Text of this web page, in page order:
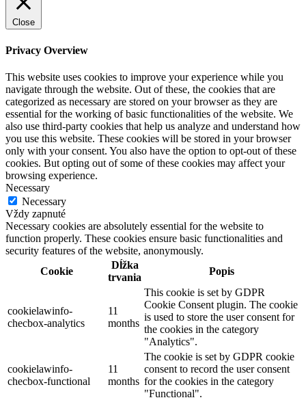
Close
Privacy Overview
This website uses cookies to improve your experience while you
navigate through the website. Out of these, the cookies that are
categorized as necessary are stored on your browser as they are
essential for the working of basic functionalities of the website. We
also use third-party cookies that help us analyze and understand how
you use this website. These cookies will be stored in your browser
only with your consent. You also have the option to opt-out of these
cookies. But opting out of some of these cookies may affect your
browsing experience.
Necessary
Necessary
Vždy zapnuté
Necessary cookies are absolutely essential for the website to
function properly. These cookies ensure basic functionalities and
security features of the website, anonymously.
Cookie
Dĺžka
trvania
Popis
cookielawinfo-
checbox-analytics
11
months
This cookie is set by GDPR
Cookie Consent plugin. The cookie
is used to store the user consent for
the cookies in the category
"Analytics".
cookielawinfo-
checbox-functional
11
months
The cookie is set by GDPR cookie
consent to record the user consent
for the cookies in the category
"Functional".